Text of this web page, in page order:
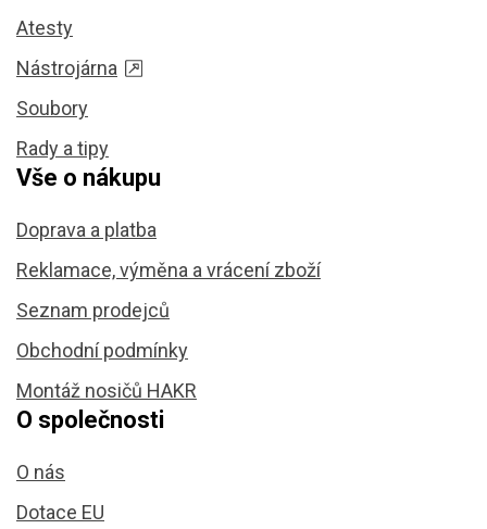
Atesty
Nástrojárna
Soubory
Rady a tipy
Vše o nákupu
Doprava a platba
Reklamace, výměna a vrácení zboží
Seznam prodejců
Obchodní podmínky
Montáž nosičů HAKR
O společnosti
O nás
Dotace EU